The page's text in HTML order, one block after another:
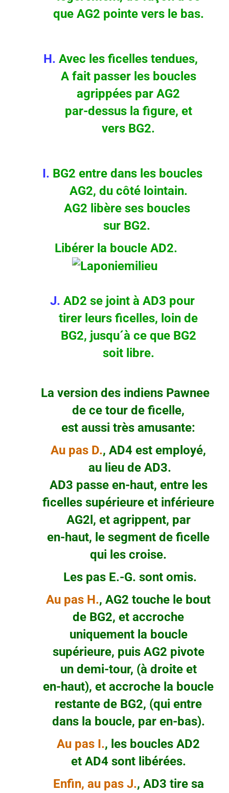
que AG2 pointe vers le bas.
H. Avec les ficelles tendues,
A fait passer les boucles
agrippées par AG2
par-dessus la figure, et
vers BG2.
I. BG2 entre dans les boucles
AG2, du côté lointain.
AG2 libère ses boucles
sur BG2.
Libérer la boucle AD2.
J. AD2 se joint à AD3 pour
tirer leurs ficelles, loin de
BG2, jusqu´à ce que BG2
soit libre.
La version des indiens Pawnee
de ce tour de ficelle,
est aussi très amusante:
Au pas D., AD4 est employé,
au lieu de AD3.
AD3 passe en-haut, entre les
ficelles supérieure et inférieure
AG2l, et agrippent, par
en-haut, le segment de ficelle
qui les croise.
Les pas E.-G. sont omis.
Au pas H., AG2 touche le bout
de BG2, et accroche
uniquement la boucle
supérieure, puis AG2 pivote
un demi-tour, (à droite et
en-haut), et accroche la boucle
restante de BG2, (qui entre
dans la boucle, par en-bas).
Au pas I., les boucles AD2
et AD4 sont libérées.
Enfin, au pas J., AD3 tire sa